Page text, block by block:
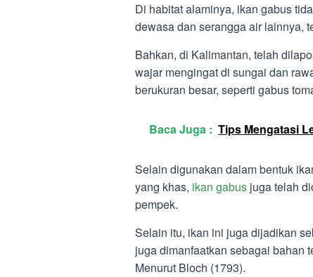
Di habitat alaminya, ikan gabus
dewasa dan serangga air lainnya,
Bahkan, di Kalimantan, telah
wajar mengingat di sungai dan
berukuran besar, seperti gabus
Baca Juga : Tips Mengatasi
Selain digunakan dalam bentuk
yang khas, ikan gabus juga telah
pempek.
Selain itu, ikan ini juga dijadikan
juga dimanfaatkan sebagai bahan
Menurut Bloch (1793).